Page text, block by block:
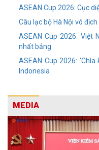
ASEAN Cup 2026: Cục
Câu lạc bộ Hà Nội vô
ASEAN Cup 2026: Việt
nhất bảng
ASEAN Cup 2026:
Indonesia
MEDIA